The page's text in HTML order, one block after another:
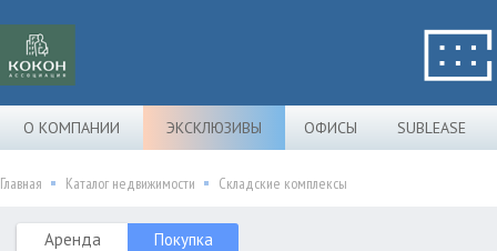
О КОМПАНИИ ЭКСКЛЮЗИВЫ ОФИСЫ SUBLEASE
Главная Каталог недвижимости Складские комплексы
Аренда Покупка